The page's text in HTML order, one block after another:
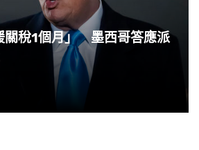
關稅1個月」 墨西哥答應派